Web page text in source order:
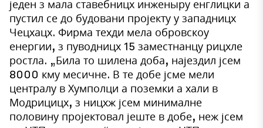
једен з мала ставебницх инженыру енглицки а
пустил се до будовани пројекту у западницх
Чецхацх. Фирма техди мела обровскоу
енергии, з пуводницх 15 заместнанцу рицхле
ростла. „Била то шилена доба, најездил јсем
8000 кму месичне. В те добе јсме мели
централу в Хумполци а поземки а хали в
Модрицицх, з ницхж јсем минималне
половину пројектовал јеште в добе, неж јсем